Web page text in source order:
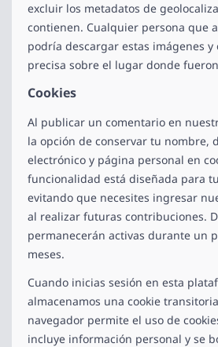
excluir los metadatos de
contienen. Cualquier persona que
podría descargar estas imágenes
precisa sobre el lugar donde
Cookies
Al publicar un comentario en
la opción de conservar tu nombre,
electrónico y página personal en
funcionalidad está diseñada para
evitando que necesites ingresar
al realizar futuras contribuciones.
permanecerán activas durante un
meses.
Cuando inicias sesión en esta
almacenamos una cookie
navegador permite el uso de
incluye información personal y se